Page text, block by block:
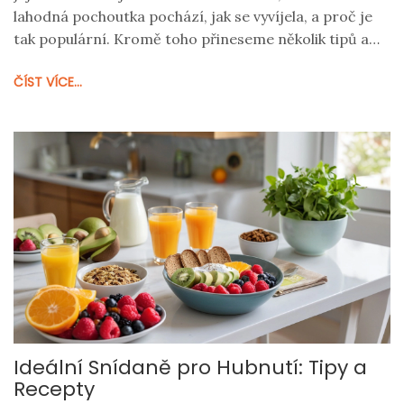
lahodná pochoutka pochází, jak se vyvíjela, a proč je
tak populární. Kromě toho přineseme několik tipů a
ČÍST VÍCE...
Ideální Snídaně pro Hubnutí: Tipy a
Recepty